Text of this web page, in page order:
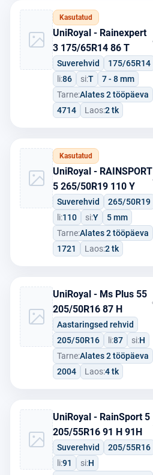
Kasutatud
UniRoyal - Rainexpert
3 175/65R14 86 T
Suverehvid
175/65R14
li:86 si:T
7 - 8 mm
Tarne:Alates 2 tööpäeva
4714
Laos:2 tk
Kasutatud
UniRoyal - RAINSPORT
5 265/50R19 110 Y
Suverehvid
265/50R19
li:110 si:Y
5 mm
Tarne:Alates 2 tööpäeva
1721
Laos:2 tk
UniRoyal - Ms Plus 55
205/50R16 87 H
Aastaringsed rehvid
205/50R16
li:87 si:H
Tarne:Alates 2 tööpäeva
2004
Laos:4 tk
UniRoyal - RainSport 5
205/55R16 91 H 91H
Suverehvid
205/55R16
li:91 si:H